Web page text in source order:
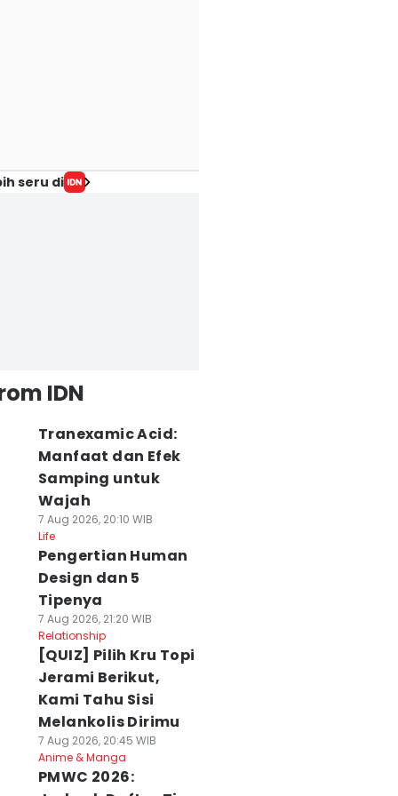
Akhir
A Piala AFF
Timnas
Gugur
Ditahan
Singapura, Timnas
ke Semifinal Piala
AFF 2026
seru di
IDN
Tranexamic Acid:
Manfaat dan Efek
Samping untuk
Wajah
7 Aug 2026, 20:10 WIB
Life
Pengertian Human
Design dan 5
Tipenya
7 Aug 2026, 21:20 WIB
Relationship
[QUIZ] Pilih Kru Topi
Jerami Berikut,
Kami Tahu Sisi
Melankolis Dirimu
7 Aug 2026, 20:45 WIB
Anime & Manga
PMWC 2026: